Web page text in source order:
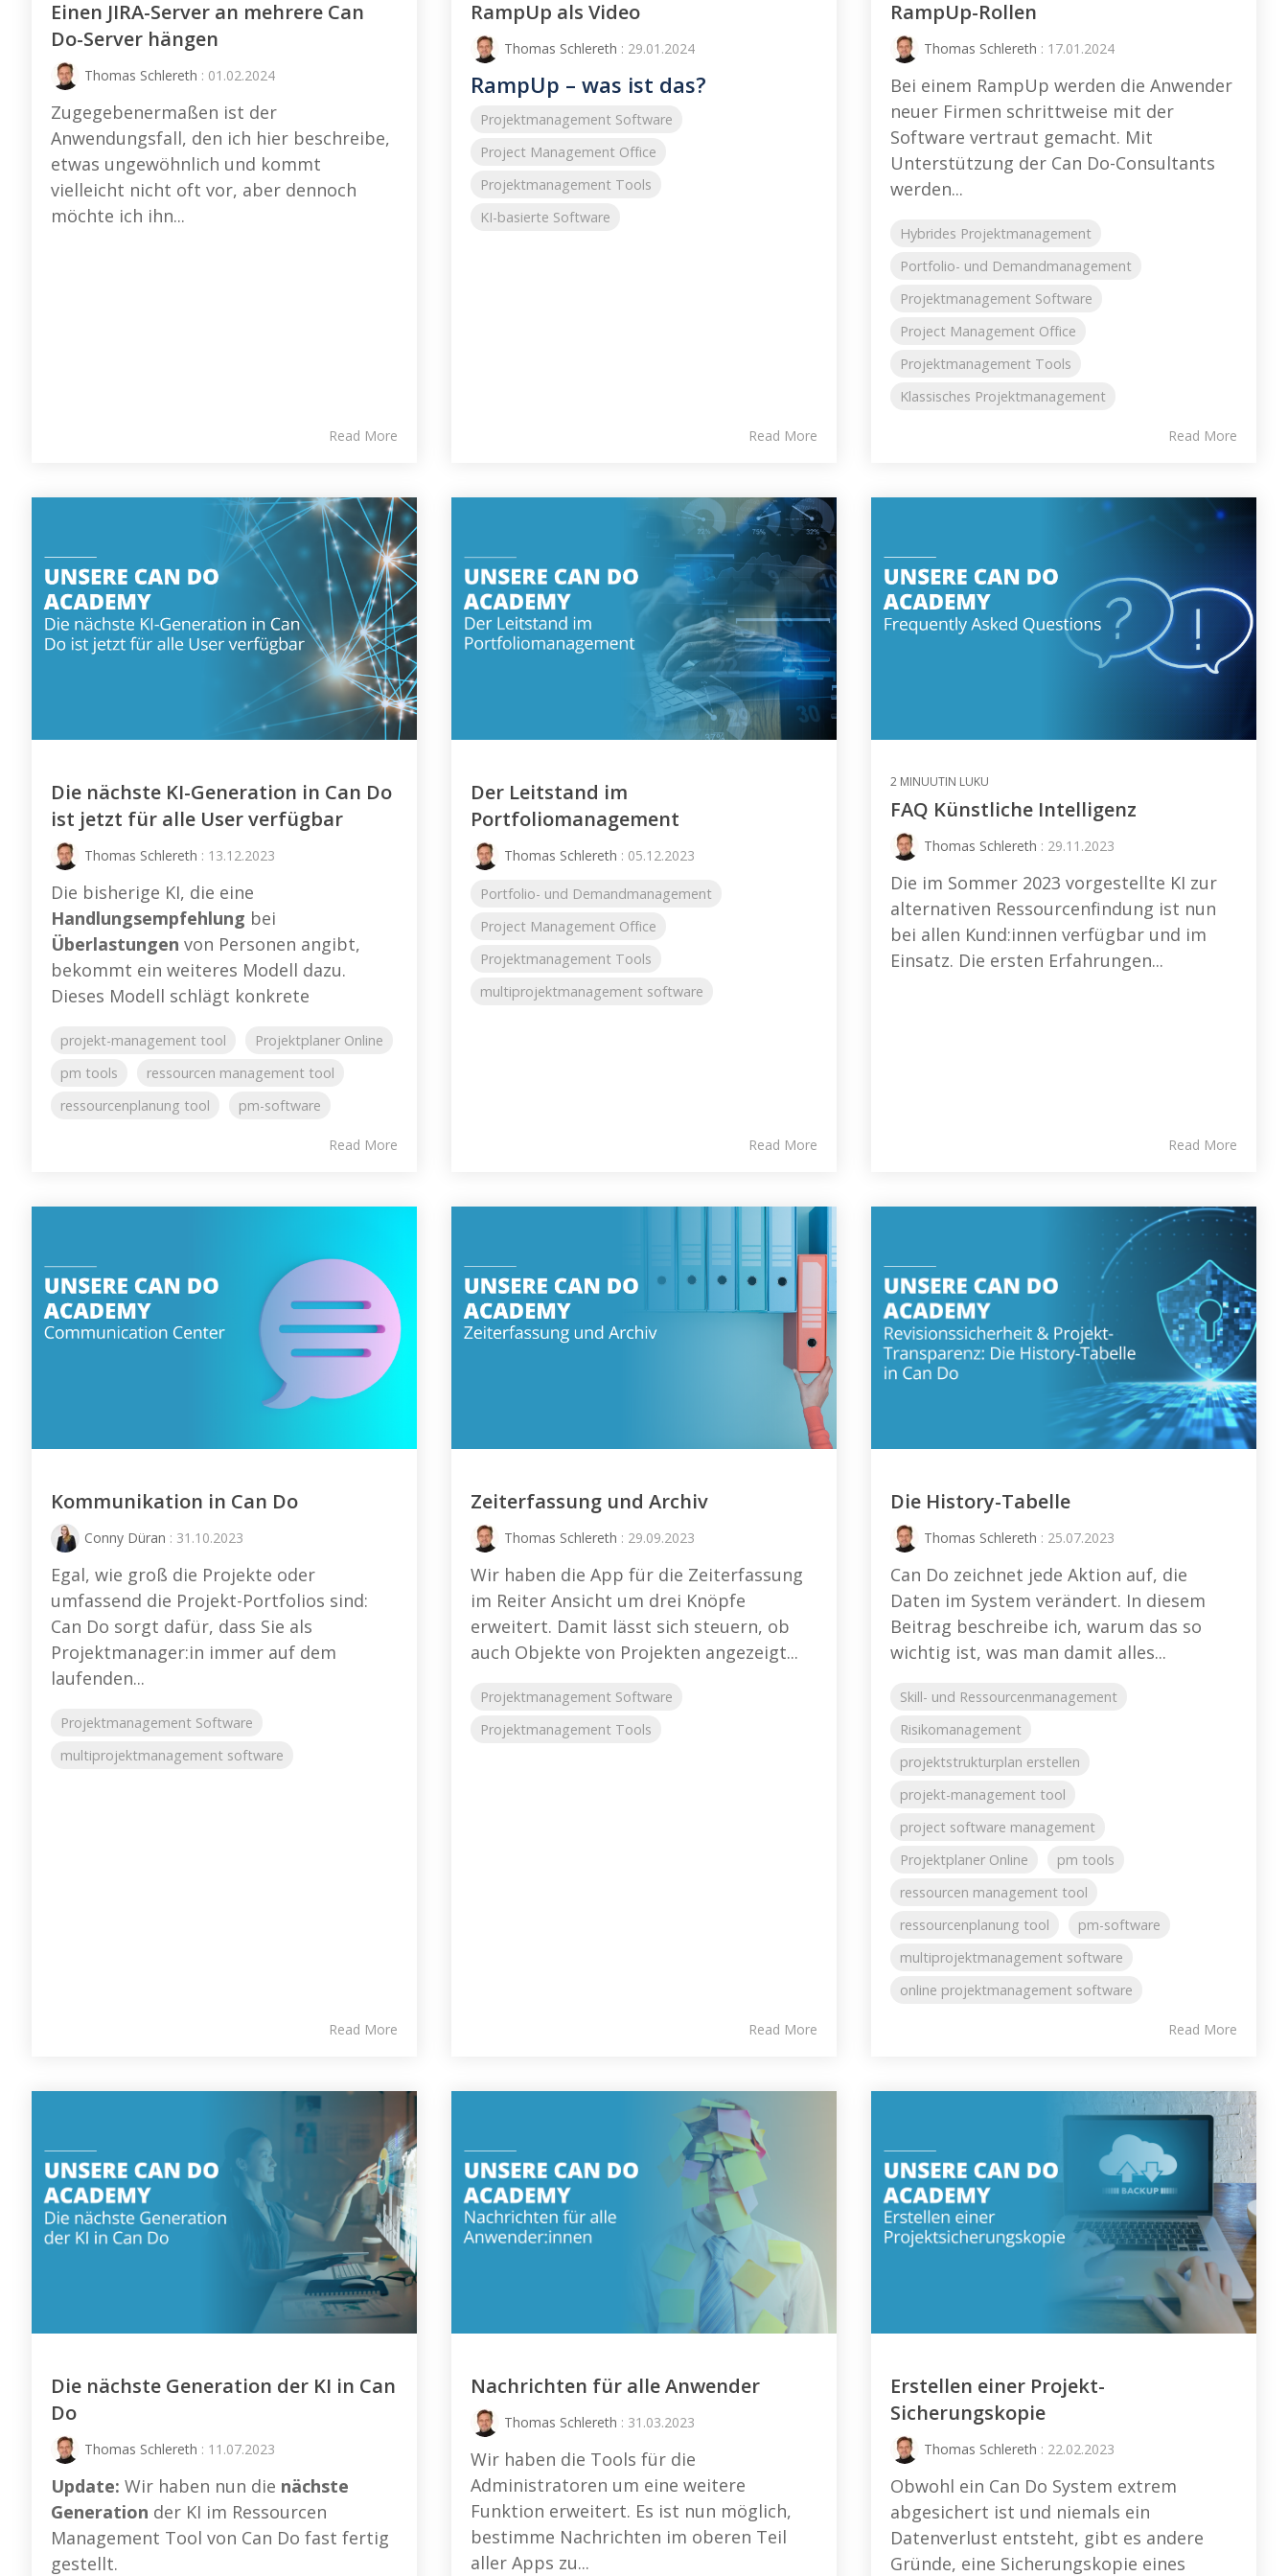
Einen JIRA-Server an mehrere Can
Do-Server hängen
Thomas Schlereth : 01.02.2024
Zugegebenermaßen ist der
Anwendungsfall, den ich hier beschreibe,
etwas ungewöhnlich und kommt
vielleicht nicht oft vor, aber dennoch
möchte ich ihn...
Read More
RampUp als Video
Thomas Schlereth : 29.01.2024
RampUp – was ist das?
Projektmanagement Software
Project Management Office
Projektmanagement Tools
KI-basierte Software
Read More
RampUp-Rollen
Thomas Schlereth : 17.01.2024
Bei einem RampUp werden die Anwender
neuer Firmen schrittweise mit der
Software vertraut gemacht. Mit
Unterstützung der Can Do-Consultants
werden...
Hybrides Projektmanagement
Portfolio- und Demandmanagement
Projektmanagement Software
Project Management Office
Projektmanagement Tools
Klassisches Projektmanagement
Read More
Die nächste KI-Generation in Can Do
ist jetzt für alle User verfügbar
Thomas Schlereth : 13.12.2023
Die bisherige KI, die eine
Handlungsempfehlung bei
Überlastungen von Personen angibt,
bekommt ein weiteres Modell dazu.
Dieses Modell schlägt konkrete
projekt-management tool
Projektplaner Online
pm tools
ressourcen management tool
ressourcenplanung tool
pm-software
Read More
Der Leitstand im
Portfoliomanagement
Thomas Schlereth : 05.12.2023
Portfolio- und Demandmanagement
Project Management Office
Projektmanagement Tools
multiprojektmanagement software
Read More
2 MINUUTIN LUKU
FAQ Künstliche Intelligenz
Thomas Schlereth : 29.11.2023
Die im Sommer 2023 vorgestellte KI zur
alternativen Ressourcenfindung ist nun
bei allen Kund:innen verfügbar und im
Einsatz. Die ersten Erfahrungen...
Read More
Kommunikation in Can Do
Conny Düran : 31.10.2023
Egal, wie groß die Projekte oder
umfassend die Projekt-Portfolios sind:
Can Do sorgt dafür, dass Sie als
Projektmanager:in immer auf dem
laufenden...
Projektmanagement Software
multiprojektmanagement software
Read More
Zeiterfassung und Archiv
Thomas Schlereth : 29.09.2023
Wir haben die App für die Zeiterfassung
im Reiter Ansicht um drei Knöpfe
erweitert. Damit lässt sich steuern, ob
auch Objekte von Projekten angezeigt...
Projektmanagement Software
Projektmanagement Tools
Read More
Die History-Tabelle
Thomas Schlereth : 25.07.2023
Can Do zeichnet jede Aktion auf, die
Daten im System verändert. In diesem
Beitrag beschreibe ich, warum das so
wichtig ist, was man damit alles...
Skill- und Ressourcenmanagement
Risikomanagement
projektstrukturplan erstellen
projekt-management tool
project software management
Projektplaner Online
pm tools
ressourcen management tool
ressourcenplanung tool
pm-software
multiprojektmanagement software
online projektmanagement software
Read More
Die nächste Generation der KI in Can
Do
Thomas Schlereth : 11.07.2023
Update: Wir haben nun die nächste
Generation der KI im Ressourcen
Management Tool von Can Do fast fertig
gestellt.
Nachrichten für alle Anwender
Thomas Schlereth : 31.03.2023
Wir haben die Tools für die
Administratoren um eine weitere
Funktion erweitert. Es ist nun möglich,
bestimme Nachrichten im oberen Teil
aller Apps zu...
Erstellen einer Projekt-
Sicherungskopie
Thomas Schlereth : 22.02.2023
Obwohl ein Can Do System extrem
abgesichert ist und niemals ein
Datenverlust entsteht, gibt es andere
Gründe, eine Sicherungskopie eines